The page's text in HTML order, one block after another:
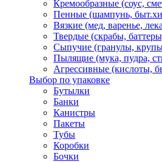
Кремообразные (соус,
Пенные (шампунь,
Вязкие (мед, варенье,
Твердые (скрабы,
Сыпучие (гранулы,
Пылящие (мука, пудра,
Агрессивные (кислоты,
Выбор по упаковке
Бутылки
Банки
Канистры
Пакеты
Тубы
Коробки
Бочки